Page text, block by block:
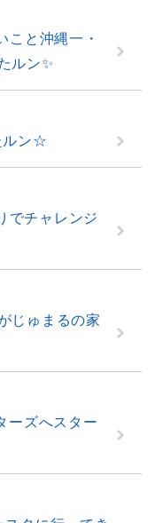
と沖縄一・
ルン✨️
ルン☆
チャレンジ
じゅまるの家
ズへスター